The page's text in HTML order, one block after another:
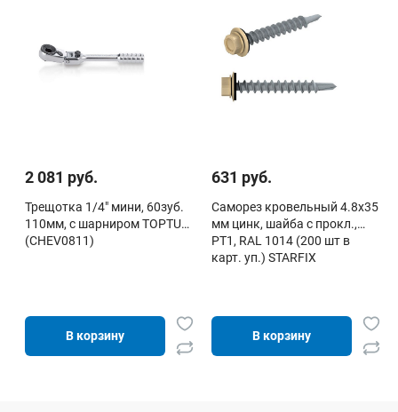
2 081 руб.
Трещотка 1/4" мини, 60зуб.
110мм, с шарниром TOPTUL
(CHEV0811)
В корзину
631 руб.
Саморез кровельный 4.8х35
мм цинк, шайба с прокл.,
PT1, RAL 1014 (200 шт в
карт. уп.) STARFIX
В корзину